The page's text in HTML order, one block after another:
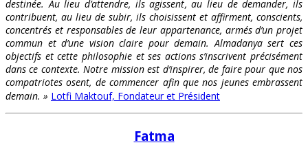
destinée. Au lieu d’attendre, ils agissent, au lieu de demander, ils
contribuent, au lieu de subir, ils choisissent et affirment, conscients,
concentrés et responsables de leur appartenance, armés d’un projet
commun et d’une vision claire pour demain. Almadanya sert ces
objectifs et cette philosophie et ses actions s’inscrivent précisément
dans ce contexte. Notre mission est d’inspirer, de faire pour que nos
compatriotes osent, de commencer afin que nos jeunes embrassent
demain. » Lotfi Maktouf, Fondateur et Président
Fatma